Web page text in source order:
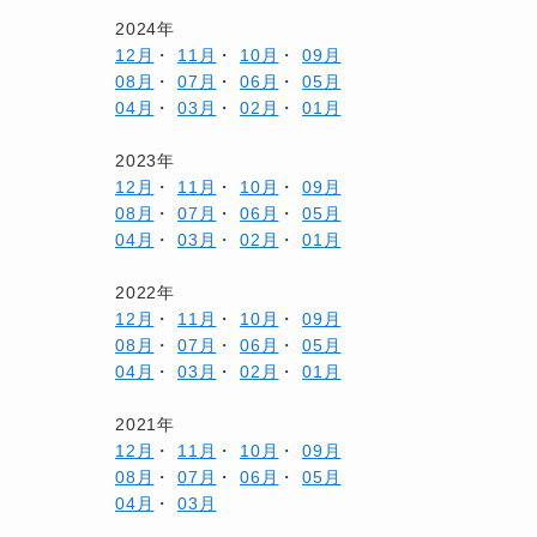
2024年
12月 ・ 11月 ・ 10月 ・09月
08月 ・07月 ・06月 ・05月
04月 ・03月 ・02月 ・01月
2023年
12月 ・ 11月 ・ 10月 ・09月
08月 ・07月 ・06月 ・05月
04月 ・03月 ・02月 ・01月
2022年
12月 ・ 11月 ・ 10月 ・09月
08月 ・07月 ・06月 ・05月
04月 ・03月 ・02月 ・01月
2021年
12月 ・ 11月 ・ 10月 ・09月
08月 ・07月 ・06月 ・05月
04月 ・03月